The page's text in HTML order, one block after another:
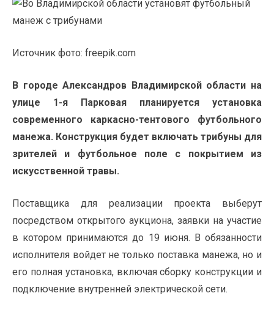
Источник фото: freepik.com
В городе Александров Владимирской области на
улице 1-я Парковая планируется установка
современного каркасно-тентового футбольного
манежа. Конструкция будет включать трибуны для
зрителей и футбольное поле с покрытием из
искусственной травы.
Поставщика для реализации проекта выберут
посредством открытого аукциона, заявки на участие
в котором принимаются до 19 июня. В обязанности
исполнителя войдет не только поставка манежа, но и
его полная установка, включая сборку конструкции и
подключение внутренней электрической сети.